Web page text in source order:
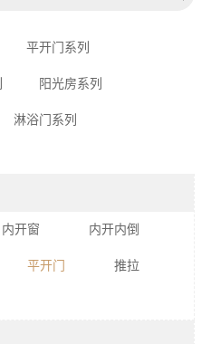
平开门系列
阳光房系列
淋浴门系列
内开窗 内开内倒
平开门 推拉